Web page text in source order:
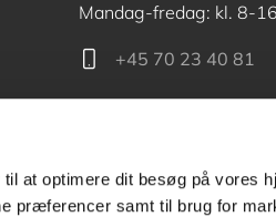
at optimere dit besøg på vores
præferencer samt til brug for
Mandag-fredag: kl. 8-16
+45 70 23 40 81